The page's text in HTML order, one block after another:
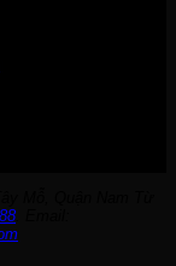
. Email: